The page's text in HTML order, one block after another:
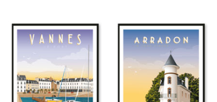
51.90€
51.90€